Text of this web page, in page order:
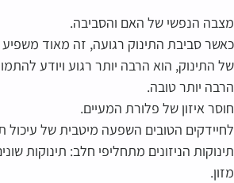
מצבה הנפשי של האם והסביבה.
כאשר סביבת התינוק רגועה, זה מאוד
של התינוק, הוא הרבה יותר רגוע ויודע
הרבה יותר טובה.
חוסר איזון של פלורת המעיים.
לחיידקים הטובים השפעה מיטבית של עיכול
תינוקות הניזונים מתחליפי חלב: תינוקות
מזון.